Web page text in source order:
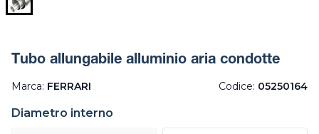
Tubo allungabile alluminio aria condotte
Marca: FERRARI Codice: 05250164
Diametro interno